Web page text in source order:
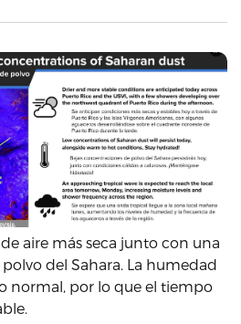
aire más seca junto con una
del Sahara. La humedad
normal, por lo que el tiempo